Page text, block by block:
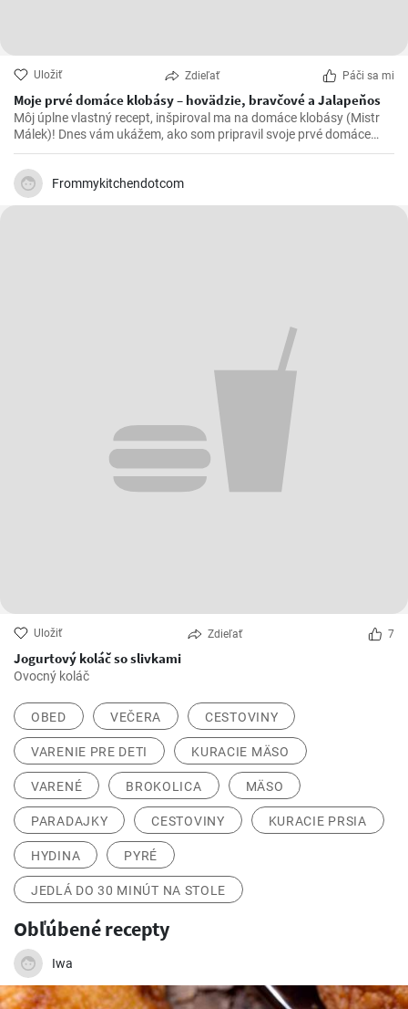
Uložiť Zdieľať Páči sa mi
Moje prvé domáce klobásy – hovädzie, bravčové a Jalapeňos
Môj úplne vlastný recept, inšpiroval ma na domáce klobásy (Mistr
Málek)! Dnes vám ukážem, ako som pripravil svoje prvé domáce
klobásy z hovädzieho a bravčového mäsa, Jalapeňos papričky
krájené kostičky.
Frommykitchendotcom
Uložiť Zdieľať 7
Jogurtový koláč so slivkami
Ovocný koláč
OBED VEČERA CESTOVINY
VARENIE PRE DETI KURACIE MÄSO
VARENÉ BROKOLICA MÄSO
PARADAJKY CESTOVINY KURACIE PRSIA
HYDINA PYRÉ
JEDLÁ DO 30 MINÚT NA STOLE
Obľúbené recepty
Iwa